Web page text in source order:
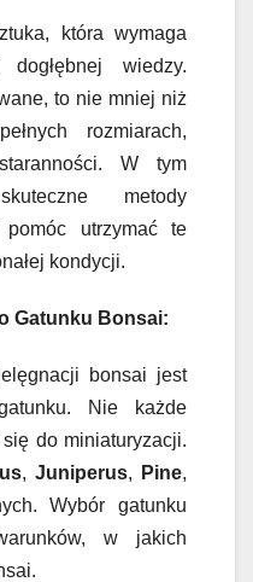
która wymaga
wiedzy.
to nie mniej niż
rozmiarach,
W tym
metody
utrzymać te
kondycji.
Gatunku Bonsai:
bonsai jest
Nie każde
do miniaturyzacji.
,Juniperus, Pine,
Wybór gatunku
w jakich